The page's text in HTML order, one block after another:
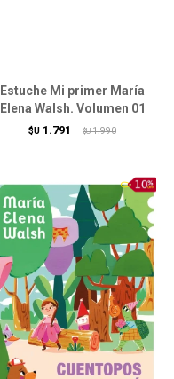
Estuche Mi primer María
Elena Walsh. Volumen 01
$U 1.791 $U 1.990